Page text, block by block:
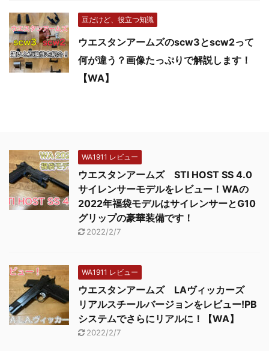
豆だけど、役立つ知識
ウエスタンアームズのscw3とscw2って
何が違う？画像たっぷりで解説します！
【WA】
WA1911 レビュー
ウエスタンアームズ STI HOST SS 4.0
サイレンサーモデルをレビュー！WAの
2022年福袋モデルはサイレンサーとG10
グリップの豪華装備です！
2022/2/7
WA1911 レビュー
ウエスタンアームズ LAヴィッカーズ
リアルスチールバージョンをレビュー!PB
システムでさらにリアルに！【WA】
2022/2/7